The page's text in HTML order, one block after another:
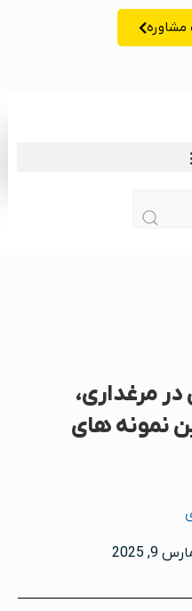
مرغداری،
نمونه های
9, 2025